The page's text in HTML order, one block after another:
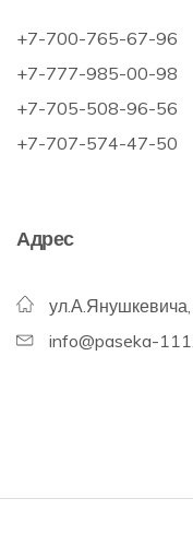
+7-700-765-67-96
+7-777-985-00-98
+7-705-508-96-56
+7-707-574-47-50
Адрес
info@paseka-